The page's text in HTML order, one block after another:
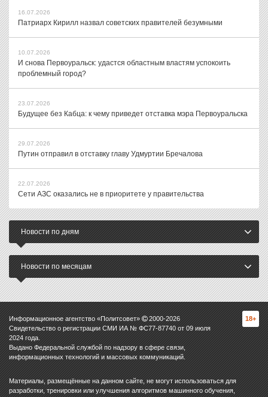
16.07.2026
Патриарх Кирилл назвал советских правителей безумными
10.07.2026
И снова Первоуральск: удастся областным властям успокоить
проблемный город?
23.07.2026
Будущее без Кабца: к чему приведет отставка мэра Первоуральска
29.07.2026
Путин отправил в отставку главу Удмуртии Бречалова
22.07.2026
Сети АЗС оказались не в приоритете у правительства
Новости по дням
Новости по месяцам
Информационное агентство «Политсовет» 2000-2026
Свидетельство о регистрации СМИ ИА № ФС77-87740 от 09 июля
2024 года.
Выдано Федеральной службой по надзору в сфере связи,
информационных технологий и массовых коммуникаций.
18+
Материалы, размещённые на данном сайте, не могут использоваться для
разработки, тренировки или улучшения алгоритмов машинного обучения,